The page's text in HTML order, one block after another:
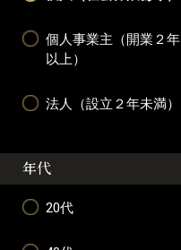
個人事業主（開業２年
以上）
法人（設立２年未満）
年代
20代